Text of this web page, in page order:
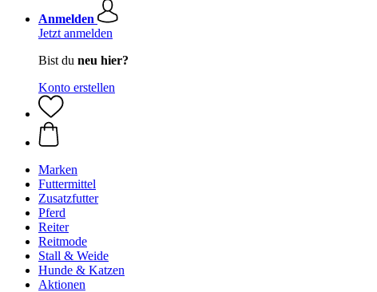
Anmelden
Jetzt anmelden
Bist du neu hier?
Konto erstellen
Marken
Futtermittel
Zusatzfutter
Pferd
Reiter
Reitmode
Stall & Weide
Hunde & Katzen
Aktionen